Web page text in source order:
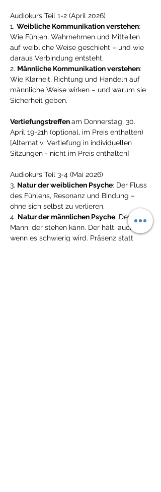
Audiokurs Teil 1-2 (April 2026)
1. Weibliche Kommunikation verstehen:
Wie Fühlen, Wahrnehmen und Mitteilen
auf weibliche Weise geschieht – und wie
daraus Verbindung entsteht.
2. Männliche Kommunikation verstehen:
Wie Klarheit, Richtung und Handeln auf
männliche Weise wirken – und warum sie
Sicherheit geben.
Vertiefungstreffen am Donnerstag, 30.
April 19-21h (optional, im Preis enthalten)
[Alternativ: Vertiefung in individuellen
Sitzungen - nicht im Preis enthalten]
Audiokurs Teil 3-4 (Mai 2026)
3. Natur der weiblichen Psyche: Der Fluss
des Fühlens, Resonanz und Bindung –
ohne sich selbst zu verlieren.
4. Natur der männlichen Psyche: Der
Mann, der stehen kann. Der hält, auch
wenn es schwierig wird. Präsenz statt